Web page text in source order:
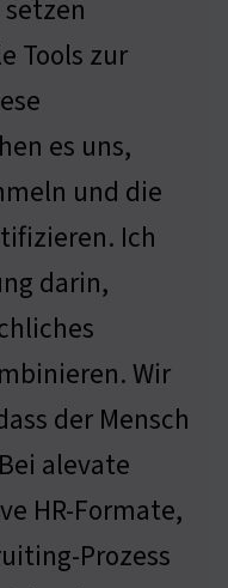
Tools zur
es uns,
und die
Ich
darin,
Wir
der Mensch
alevate
HR-Formate,
Prozess